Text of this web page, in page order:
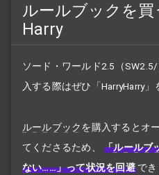
ルールブックを
Harry
ソード・ワールド2.5（
入する際はぜひ「HarryHarry」
ルールブックを購入するとオ
てくださるため、
「ルールブ
ない……」って状況を回避 でき